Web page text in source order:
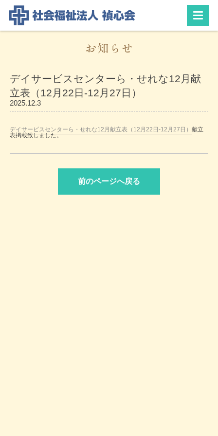
お知らせ
デイサービスセンターら・せれな12月献
立表（12月22日-12月27日）
2025.12.3
デイサービスセンターら・せれな12月献立表（12月22日-12月27日） 献立
表掲載致しました。
前のページへ戻る